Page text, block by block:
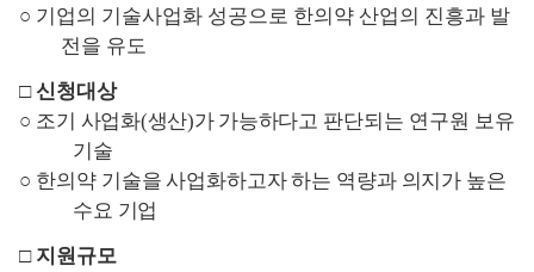
○ 기업의 기술사업화 성공으로 한의약 산업의 진흥과 발
전을 유도
□신청대상
○ 조기 사업화(생산)가 가능하다고 판단되는 연구원 보유
기술
○ 한의약 기술을 사업화하고자 하는 역량과 의지가 높은
수요 기업
□ 지원규모